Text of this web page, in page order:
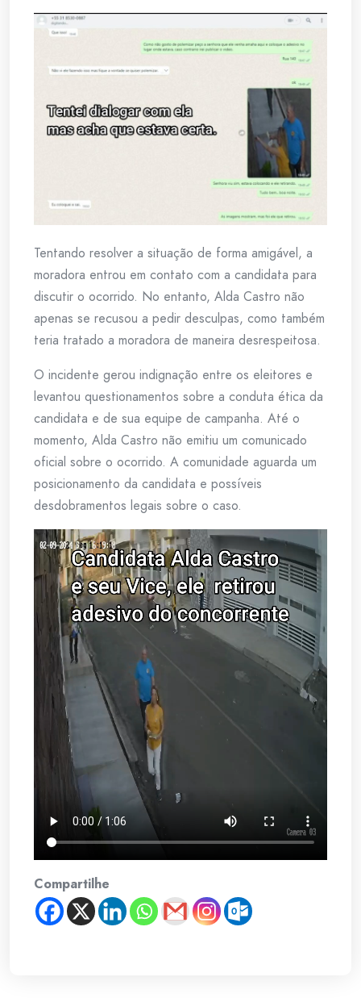
Tentando resolver a situação de forma amigável, a
moradora entrou em contato com a candidata para
discutir o ocorrido. No entanto, Alda Castro não
apenas se recusou a pedir desculpas, como também
teria tratado a moradora de maneira desrespeitosa.
O incidente gerou indignação entre os eleitores e
levantou questionamentos sobre a conduta ética da
candidata e de sua equipe de campanha. Até o
momento, Alda Castro não emitiu um comunicado
oficial sobre o ocorrido. A comunidade aguarda um
posicionamento da candidata e possíveis
desdobramentos legais sobre o caso.
Compartilhe